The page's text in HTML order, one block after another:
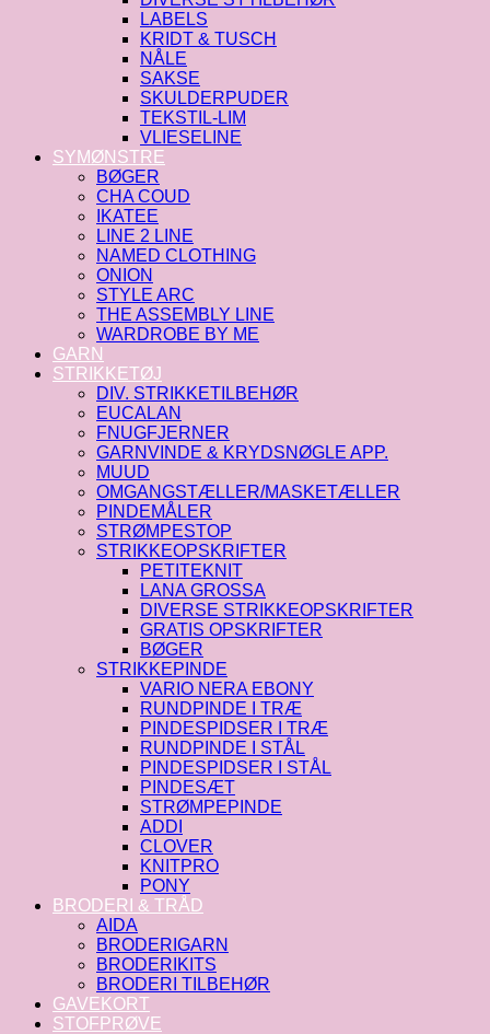
LABELS
KRIDT & TUSCH
NÅLE
SAKSE
SKULDERPUDER
TEKSTIL-LIM
VLIESELINE
SYMØNSTRE
BØGER
CHA COUD
IKATEE
LINE 2 LINE
NAMED CLOTHING
ONION
STYLE ARC
THE ASSEMBLY LINE
WARDROBE BY ME
GARN
STRIKKETØJ
DIV. STRIKKETILBEHØR
EUCALAN
FNUGFJERNER
GARNVINDE & KRYDSNØGLE APP.
MUUD
OMGANGSTÆLLER/MASKETÆLLER
PINDEMÅLER
STRØMPESTOP
STRIKKEOPSKRIFTER
PETITEKNIT
LANA GROSSA
DIVERSE STRIKKEOPSKRIFTER
GRATIS OPSKRIFTER
BØGER
STRIKKEPINDE
VARIO NERA EBONY
RUNDPINDE I TRÆ
PINDESPIDSER I TRÆ
RUNDPINDE I STÅL
PINDESPIDSER I STÅL
PINDESÆT
STRØMPEPINDE
ADDI
CLOVER
KNITPRO
PONY
BRODERI & TRÅD
AIDA
BRODERIGARN
BRODERIKITS
BRODERI TILBEHØR
GAVEKORT
STOFPRØVE